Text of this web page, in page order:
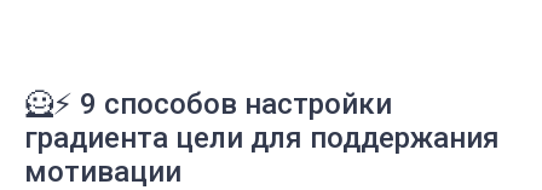
🦸⚡ 9 способов настройки
градиента цели для поддержания
мотивации